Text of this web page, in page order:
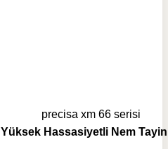
Yüksek Hassasiyetli Nem